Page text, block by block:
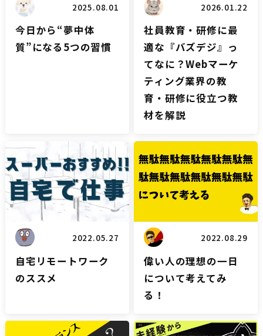
2025.08.01
今日から“夢中体
質”になる5つの習慣
2026.01.22
社員教育・研修に最
適な『バズデジ』っ
てなに？Webマーケ
ティング業界の教
育・研修に役立つ教
材を解説
雑談
2022.05.27
自宅リモートワーク
のススメ
雑談
2022.08.29
偉い人の理想の一日
について考えてみ
る！
雑談